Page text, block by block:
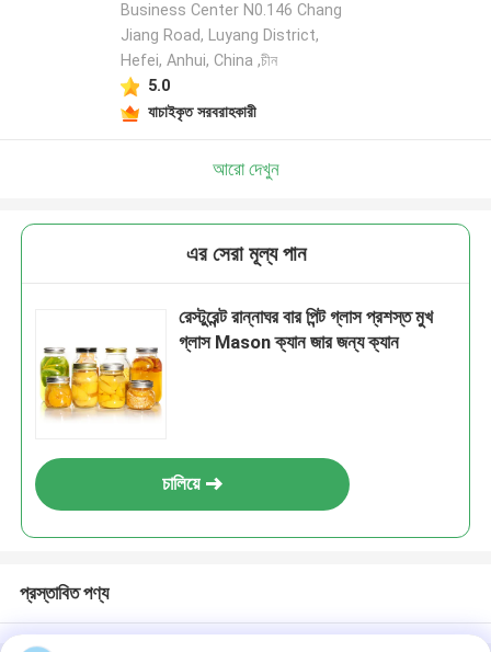
Business Center N0.146 Chang
Jiang Road, Luyang District,
Hefei, Anhui, China ,চীন
5.0
যাচাইকৃত সরবরাহকারী
আরো দেখুন
এর সেরা মূল্য পান
রেস্টুরেন্ট রান্নাঘর বার পিন্ট গ্লাস প্রশস্ত মুখ
গ্লাস Mason ক্যান জার জন্য ক্যান
চালিয়ে
প্রস্তাবিত পণ্য